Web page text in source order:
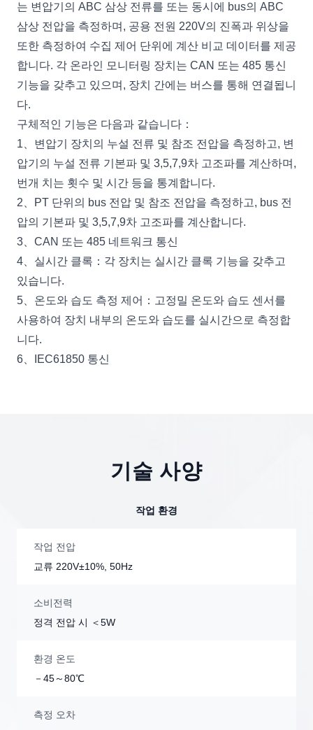
는 변압기의 ABC 삼상 전류를 또는 동시에 bus의 ABC
삼상 전압을 측정하며, 공용 전원 220V의 진폭과 위상을
또한 측정하여 수집 제어 단위에 계산 비교 데이터를 제공
합니다. 각 온라인 모니터링 장치는 CAN 또는 485 통신
기능을 갖추고 있으며, 장치 간에는 버스를 통해 연결됩니
다.
구체적인 기능은 다음과 같습니다：
1、변압기 장치의 누설 전류 및 참조 전압을 측정하고, 변
압기의 누설 전류 기본파 및 3,5,7,9차 고조파를 계산하며,
번개 치는 횟수 및 시간 등을 통계합니다.
2、PT 단위의 bus 전압 및 참조 전압을 측정하고, bus 전
압의 기본파 및 3,5,7,9차 고조파를 계산합니다.
3、CAN 또는 485 네트워크 통신
4、실시간 클록：각 장치는 실시간 클록 기능을 갖추고
있습니다.
5、온도와 습도 측정 제어：고정밀 온도와 습도 센서를
사용하여 장치 내부의 온도와 습도를 실시간으로 측정합
니다.
6、IEC61850 통신
기술 사양
작업 환경
작업 전압
교류 220V±10%, 50Hz
소비전력
정격 전압 시 ＜5W
환경 온도
－45～80℃
측정 오차